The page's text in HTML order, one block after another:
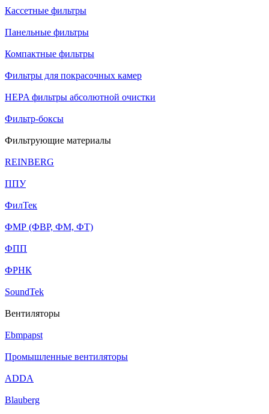
Кассетные фильтры
Панельные фильтры
Компактные фильтры
Фильтры для покрасочных камер
HEPA фильтры абсолютной очистки
Фильтр-боксы
Фильтрующие материалы
REINBERG
ППУ
ФилТек
ФМР (ФВР, ФМ, ФТ)
ФПП
ФРНК
SoundTek
Вентиляторы
Ebmpapst
Промышленные вентиляторы
ADDA
Blauberg